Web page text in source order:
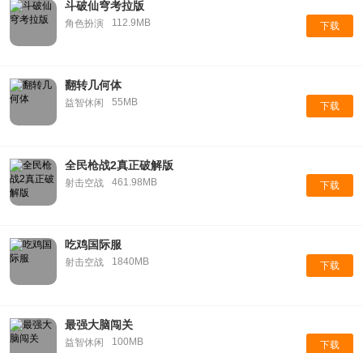
斗破仙穹考拉版
角色扮演 112.9MB 下载
翻转几何体
益智休闲 55MB 下载
全民枪战2真正破解版
射击空战 461.98MB 下载
吃鸡国际服
射击空战 1840MB 下载
最强大脑闯关
益智休闲 100MB 下载